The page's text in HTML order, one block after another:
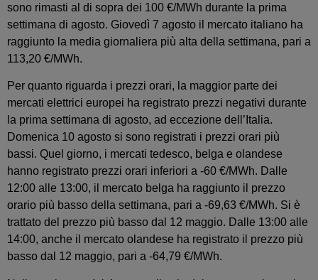
sono rimasti al di sopra dei 100 €/MWh durante la prima
settimana di agosto. Giovedì 7 agosto il mercato italiano ha
raggiunto la media giornaliera più alta della settimana, pari a
113,20 €/MWh.
Per quanto riguarda i prezzi orari, la maggior parte dei
mercati elettrici europei ha registrato prezzi negativi durante
la prima settimana di agosto, ad eccezione dell’Italia.
Domenica 10 agosto si sono registrati i prezzi orari più
bassi. Quel giorno, i mercati tedesco, belga e olandese
hanno registrato prezzi orari inferiori a -60 €/MWh. Dalle
12:00 alle 13:00, il mercato belga ha raggiunto il prezzo
orario più basso della settimana, pari a -69,63 €/MWh. Si è
trattato del prezzo più basso dal 12 maggio. Dalle 13:00 alle
14:00, anche il mercato olandese ha registrato il prezzo più
basso dal 12 maggio, pari a -64,79 €/MWh.